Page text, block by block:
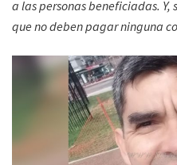
a las personas beneficiadas.
que no deben pagar ninguna